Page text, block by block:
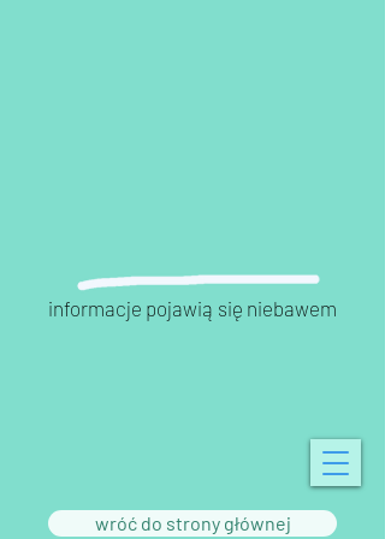
informacje pojawią się niebawem
wróć do strony głównej